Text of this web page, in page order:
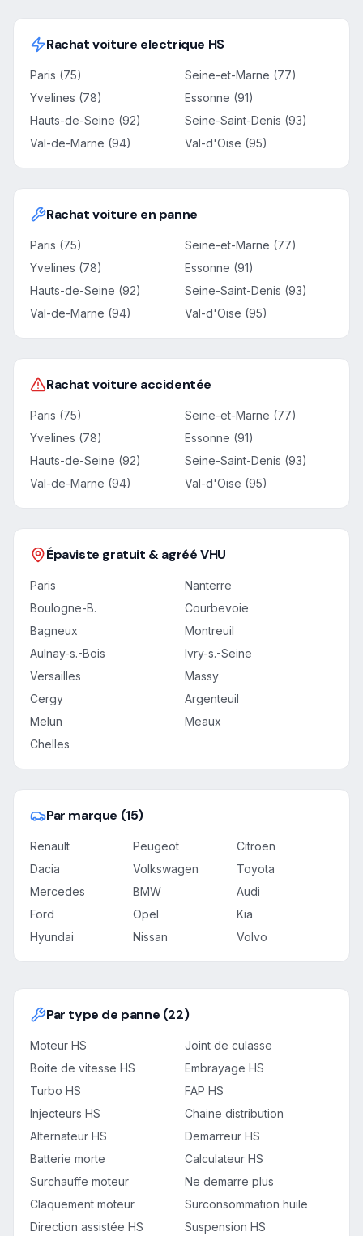
Rachat voiture electrique HS
Paris (75)
Seine-et-Marne (77)
Yvelines (78)
Essonne (91)
Hauts-de-Seine (92)
Seine-Saint-Denis (93)
Val-de-Marne (94)
Val-d'Oise (95)
Rachat voiture en panne
Paris (75)
Seine-et-Marne (77)
Yvelines (78)
Essonne (91)
Hauts-de-Seine (92)
Seine-Saint-Denis (93)
Val-de-Marne (94)
Val-d'Oise (95)
Rachat voiture accidentée
Paris (75)
Seine-et-Marne (77)
Yvelines (78)
Essonne (91)
Hauts-de-Seine (92)
Seine-Saint-Denis (93)
Val-de-Marne (94)
Val-d'Oise (95)
Épaviste gratuit & agréé VHU
Paris
Nanterre
Boulogne-B.
Courbevoie
Bagneux
Montreuil
Aulnay-s.-Bois
Ivry-s.-Seine
Versailles
Massy
Cergy
Argenteuil
Melun
Meaux
Chelles
Par marque (15)
Renault Peugeot
Citroen
Dacia
Volkswagen
Toyota
Mercedes
BMW
Audi
Ford
Opel
Kia
Hyundai
Nissan Volvo
Par type de panne (22)
Moteur HS
Joint de culasse
Boite de vitesse HS
Embrayage HS
Turbo HS
FAP HS
Injecteurs HS
Chaine distribution
Alternateur HS
Demarreur HS
Batterie morte
Calculateur HS
Surchauffe moteur
Ne demarre plus
Claquement moteur
Surconsommation huile
Direction assistée HS
Suspension HS